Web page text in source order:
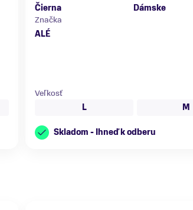
Čierna
Dámske
Značka
ALÉ
Veľkosť
L
M
Skladom - Ihneď k odberu